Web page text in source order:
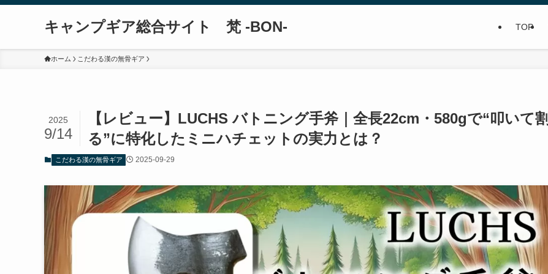
キャンプギア総合サイト 梵 -BON- TOP
ホーム こだわる漢の無骨ギア
【レビュー】LUCHS バトニング手斧｜全長22cm・580gで“叩いて割
る”に特化したミニハチェットの実力とは？
2025
9/14
こだわる漢の無骨ギア 2025-09-29